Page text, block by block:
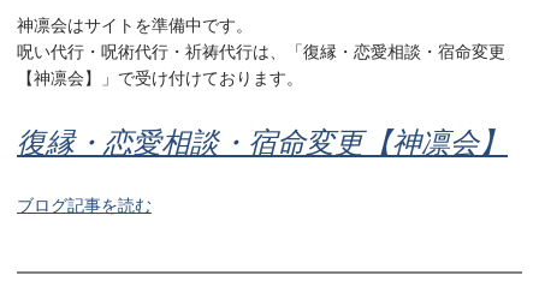
神凛会はサイトを準備中です。
呪い代行・呪術代行・祈祷代行は、「復縁・恋愛相談・宿命変更
【神凛会】」で受け付けております。
復縁・恋愛相談・宿命変更【神凛会】
ブログ記事を読む